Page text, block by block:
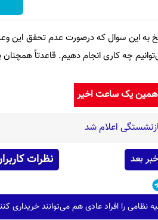
به این سوال که درصورت عدم تحقق این
چه کاری انجام دهیم. قاعدتاً
همین یک ساعت اخیر
اعلام شد
خبر بعد نظرات
نظامی را افراد عادی هم می‌توانند خریداری